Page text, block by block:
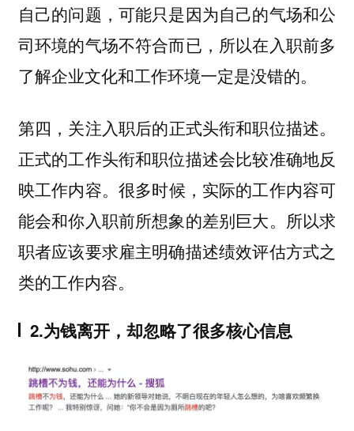
自己的问题，可能只是因为自己的气场和公
司环境的气场不符合而已，所以在入职前多
了解企业文化和工作环境一定是没错的。
第四， 关注入职后的正式头衔和职位描述。
正式的工作头衔和职位描述会比较准确地反
映工作内容。 很多时候，实际的工作内容可
能会和你入职前所想象的差别巨大。所以求
职者应该要求雇主明确描述绩效评估方式之
类的工作内容。
2.为钱离开，却忽略了很多核心信息